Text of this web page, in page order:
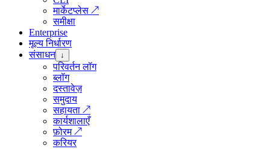
मार्केटप्लेस ↗
समीक्षा
Enterprise
मूल्य निर्धारण
संसाधन ↓
परिवर्तन लॉग
ब्लॉग
दस्तावेज़
समुदाय
सहायता ↗
कार्यशालाएँ
फ़ोरम↗
करियर